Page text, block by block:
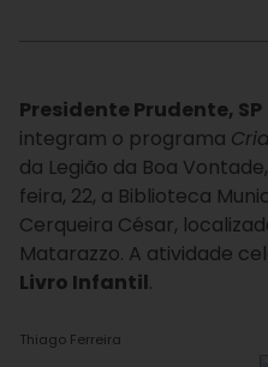
Presidente Prudente, SP
integram o programa
da Legião da Boa
feira, 22, a Biblioteca
Cerqueira César,
Matarazzo. A atividade
Livro Infantil.
Thiago Ferreira